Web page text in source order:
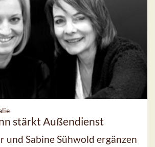
stärkt Außendienst
und Sabine Sühwold ergänzen